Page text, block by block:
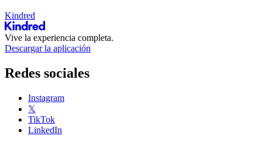
Kindred
Vive la experiencia completa.
Descargar la aplicación
Redes sociales
Instagram
𝕏
TikTok
LinkedIn